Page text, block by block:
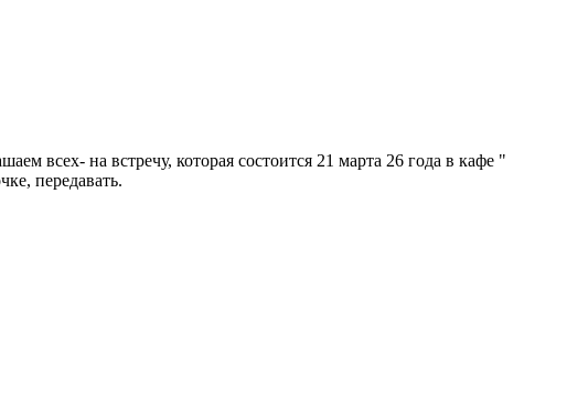
всех- на встречу, которая состоится 21 марта 26 года в кафе "
передавать.